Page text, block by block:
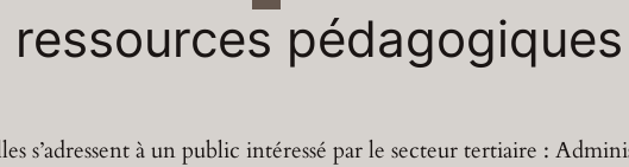
ressources pédagogiques
s’adressent à un public intéressé par le secteur tertiaire :